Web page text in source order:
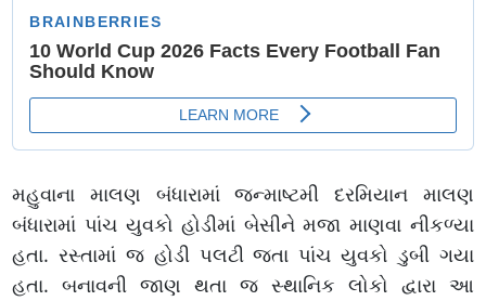
મહુવાના માલણ બંધારામાં જન્માષ્ટમી દરમિયાન માલણ
બંધારામાં પાંચ યુવકો હોડીમાં બેસીને મજા માણવા નીકળ્યા
હતા. રસ્તામાં જ હોડી પલટી જતા પાંચ યુવકો ડુબી ગયા
હતા. બનાવની જાણ થતા જ સ્થાનિક લોકો દ્વારા આ